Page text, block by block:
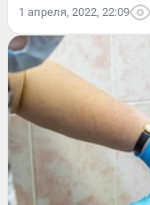
1 апреля, 2022, 22:09